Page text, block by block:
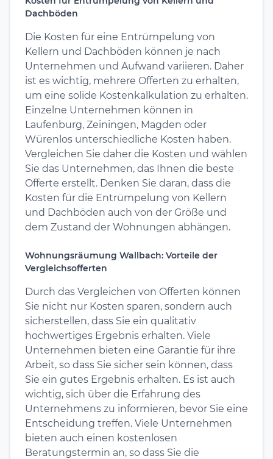
Dachböden
Die Kosten für eine Entrümpelung von
Kellern und Dachböden können je nach
Unternehmen und Aufwand variieren. Daher
ist es wichtig, mehrere Offerten zu erhalten,
um eine solide Kostenkalkulation zu erhalten.
Einzelne Unternehmen können in
Laufenburg, Zeiningen, Magden oder
Würenlos unterschiedliche Kosten haben.
Vergleichen Sie daher die Kosten und wählen
Sie das Unternehmen, das Ihnen die beste
Offerte erstellt. Denken Sie daran, dass die
Kosten für die Entrümpelung von Kellern
und Dachböden auch von der Größe und
dem Zustand der Wohnungen abhängen.
Wohnungsräumung Wallbach: Vorteile der
Vergleichsofferten
Durch das Vergleichen von Offerten können
Sie nicht nur Kosten sparen, sondern auch
sicherstellen, dass Sie ein qualitativ
hochwertiges Ergebnis erhalten. Viele
Unternehmen bieten eine Garantie für ihre
Arbeit, so dass Sie sicher sein können, dass
Sie ein gutes Ergebnis erhalten. Es ist auch
wichtig, sich über die Erfahrung des
Unternehmens zu informieren, bevor Sie eine
Entscheidung treffen. Viele Unternehmen
bieten auch einen kostenlosen
Beratungstermin an, so dass Sie die